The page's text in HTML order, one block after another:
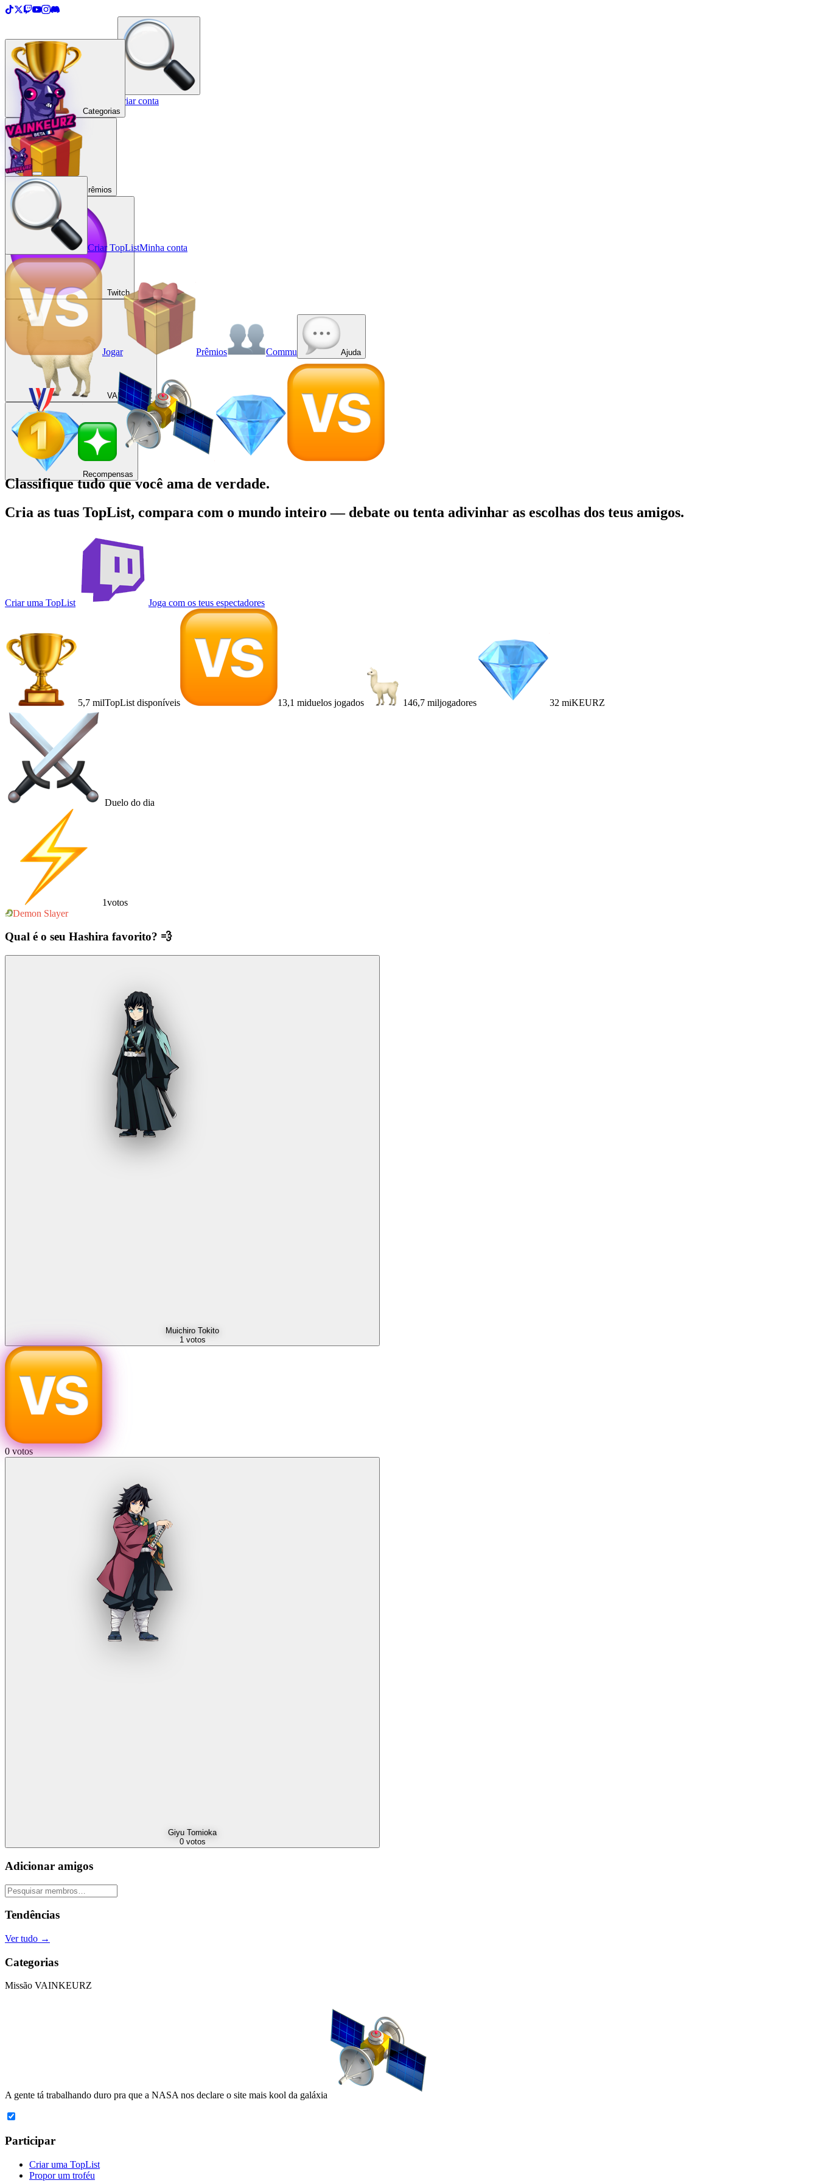
Criar uma TopList Entrar / Criar conta
Categorias
Prêmios
Twitch
VAINKEURZ
Recompensas
Criar TopListMinha conta
Jogar Prêmios Commu Ajuda
Classifique tudo que você ama de verdade.
Cria as tuas TopList, compara com o mundo inteiro — debate ou tenta adivinhar as escolhas dos teus amigos.
Criar uma TopList Joga com os teus espectadores
5,7 milTopList disponíveis 13,1 miduelos jogados 146,7 miljogadores 32 miKEURZ
Duelo do dia
1votos
Demon Slayer
Qual é o seu Hashira favorito? 💨
Muichiro Tokito
1 votos
0 votos
Giyu Tomioka
0 votos
Adicionar amigos
Tendências
Ver tudo →
Categorias
Missão VAINKEURZ
A gente tá trabalhando duro pra que a NASA nos declare o site mais kool da galáxia
Participar
Criar uma TopList
Propor um troféu